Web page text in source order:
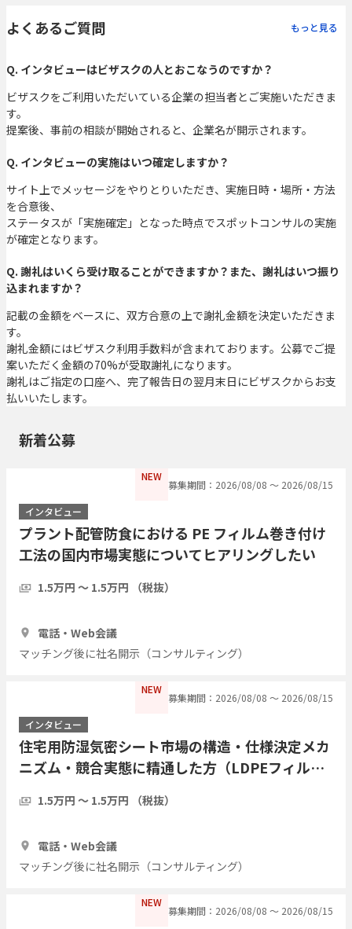
よくあるご質問 もっと見る
Q. インタビューはビザスクの人とおこなうのですか？
ビザスクをご利用いただいている企業の担当者とご実施いただきま
す。
提案後、事前の相談が開始されると、企業名が開示されます。
Q. インタビューの実施はいつ確定しますか？
サイト上でメッセージをやりとりいただき、実施日時・場所・方法
を合意後、
ステータスが「実施確定」となった時点でスポットコンサルの実施
が確定となります。
Q. 謝礼はいくら受け取ることができますか？また、謝礼はいつ振り
込まれますか？
記載の金額をベースに、双方合意の上で謝礼金額を決定いただきま
す。
謝礼金額にはビザスク利用手数料が含まれております。公募でご提
案いただく金額の70%が受取謝礼になります。
謝礼はご指定の口座へ、完了報告日の翌月末日にビザスクからお支
払いいたします。
新着公募
NEW
募集期間：2026/08/08 〜 2026/08/15
インタビュー
プラント配管防食における PE フィルム巻き付け
工法の国内市場実態についてヒアリングしたい
1.5万円 〜 1.5万円 （税抜）
電話・Web会議
マッチング後に社名開示（コンサルティング）
NEW
募集期間：2026/08/08 〜 2026/08/15
インタビュー
住宅用防湿気密シート市場の構造・仕様決定メカ
ニズム・競合実態に精通した方（LDPEフィル
グしたい
1.5万円 〜 1.5万円 （税抜）
電話・Web会議
マッチング後に社名開示（コンサルティング）
NEW
募集期間：2026/08/08 〜 2026/08/15